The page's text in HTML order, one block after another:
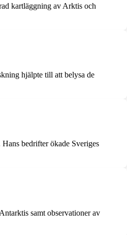
kartläggning av Arktis och
hjälpte till att belysa de
bedrifter ökade Sveriges
samt observationer av